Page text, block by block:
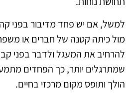
למשל, אם יש פחד מדיבור בפני
מול כיתה קטנה של חברים או
להרחיב את המעגל ולדבר בפני
שמתרגלים יותר, כך הפחדים
הולך ותופס מקום מרכזי בחיים.